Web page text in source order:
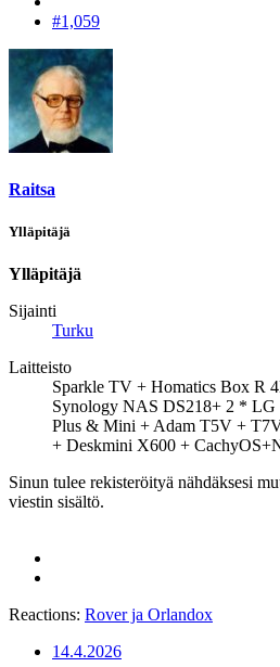
#1,059
Raitsa
Ylläpitäjä
Ylläpitäjä
Sijainti
Turku
Laitteisto
Sparkle TV + Homatics Box R
Synology NAS DS218+ 2 *
Plus & Mini + Adam T5V +
+ Deskmini X600 +
Sinun tulee rekisteröityä nähdäksesi
viestin sisältö.
Reactions: Roverja Orlandox
14.4.2026